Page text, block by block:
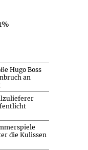
Hugo Boss
an
die Kulissen